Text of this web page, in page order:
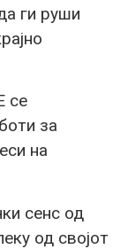
ги руши
се
за
на
сенс од
од својот